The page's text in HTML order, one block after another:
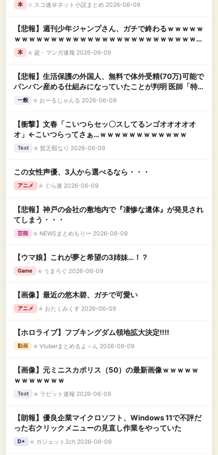
本 ☆ スコ速＠ネット小説まとめ 2026-06-09
【悲報】週刊少年ジャンプさん、ガチで終わるｗｗｗｗｗ
ｗｗｗｗｗｗｗｗｗｗｗｗｗｗｗｗｗｗｗｗｗｗｗｗｗｗ
ｗｗｗ
本 ★ 超・マンガ速報 2026-06-09
【悲報】生活保護の外国人、無料で体外受精(70万)可能で
バンバン産める仕組みになっていたことが判明 医師「特
に中国人が多
一般 ★ おーるじゃんる 2026-06-09
【衝撃】文春「こいつらセッ〇スしてるンゴオオオオオ
オ」←こいつらってさぁ…ｗｗｗｗｗｗｗｗｗｗｗｗ
Text ★ 貧乏暇なり 2026-06-09
この女性声優、3人から選べるなら・・・
アニメ ★ ぐら速 2026-06-09
【悲報】神戸の会社の敷地内で『凄惨な遺体』が発見され
てしまう・・・
芸能 ★ NEWSまとめもりー 2026-06-09
【ウマ娘】これが夢と希望の3姉妹…！？
Game ★ うまろぐ 2026-06-09
【画像】最近の悠木碧、ガチで可愛い
アニメ ★ おたくみくす 2026-06-09
【ホロライブ】フブキングダム領地拡大決定‼️‼️
動画 ★ Vtuberまとめるよ～ん 2026-06-09
【画像】元ミニスカポリス（50）の最新画像ｗｗｗｗｗ
ｗｗｗｗｗｗｗ
Text ★ ラビット速報 2026-06-09
【朗報】優良企業マイクロソフト、Windows 11で不評だ
った右クリックメニューの見直し作業をやっていた
D+ ★ ガジェット2ch 2026-06-09